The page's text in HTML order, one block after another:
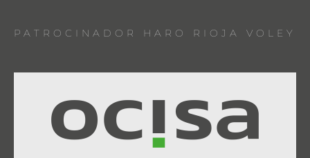
PATROCINADOR HARO RIOJA VOLEY